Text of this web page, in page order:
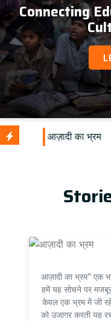
Connecting
आज़ादी का भ्रम” एक
हमें यह सोचने पर
केवल एक भ्रम में जी रहे
को उजागर करती यह